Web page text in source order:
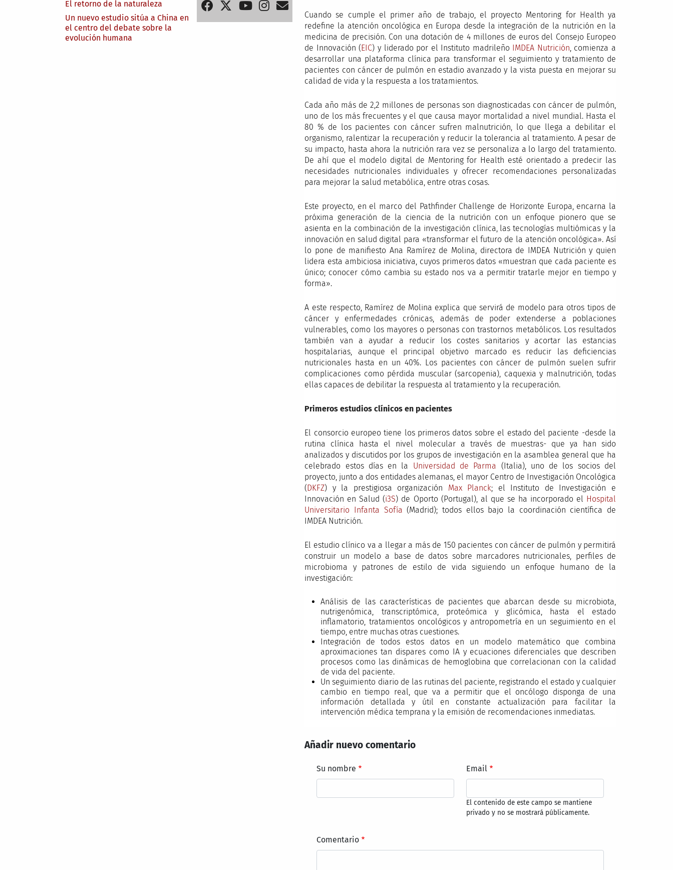
El retorno de la naturaleza
Un nuevo estudio sitúa a China en
el centro del debate sobre la
evolución humana
Cuando se cumple el primer año de trabajo, el proyecto Mentoring for Health ya
redefine la atención oncológica en Europa desde la integración de la nutrición en la
medicina de precisión. Con una dotación de 4 millones de euros del Consejo Europeo
de Innovación (EIC) y liderado por el Instituto madrileño IMDEA Nutrición, comienza a
desarrollar una plataforma clínica para transformar el seguimiento y tratamiento de
pacientes con cáncer de pulmón en estadio avanzado y la vista puesta en mejorar su
calidad de vida y la respuesta a los tratamientos.
Cada año más de 2,2 millones de personas son diagnosticadas con cáncer de pulmón,
uno de los más frecuentes y el que causa mayor mortalidad a nivel mundial. Hasta el
80 % de los pacientes con cáncer sufren malnutrición, lo que llega a debilitar el
organismo, ralentizar la recuperación y reducir la tolerancia al tratamiento. A pesar de
su impacto, hasta ahora la nutrición rara vez se personaliza a lo largo del tratamiento.
De ahí que el modelo digital de Mentoring for Health esté orientado a predecir las
necesidades nutricionales individuales y ofrecer recomendaciones personalizadas
para mejorar la salud metabólica, entre otras cosas.
Este proyecto, en el marco del Pathfinder Challenge de Horizonte Europa, encarna la
próxima generación de la ciencia de la nutrición con un enfoque pionero que se
asienta en la combinación de la investigación clínica, las tecnologías multiómicas y la
innovación en salud digital para «transformar el futuro de la atención oncológica». Así
lo pone de manifiesto Ana Ramírez de Molina, directora de IMDEA Nutrición y quien
lidera esta ambiciosa iniciativa, cuyos primeros datos «muestran que cada paciente es
único; conocer cómo cambia su estado nos va a permitir tratarle mejor en tiempo y
forma».
A este respecto, Ramírez de Molina explica que servirá de modelo para otros tipos de
cáncer y enfermedades crónicas, además de poder extenderse a poblaciones
vulnerables, como los mayores o personas con trastornos metabólicos. Los resultados
también van a ayudar a reducir los costes sanitarios y acortar las estancias
hospitalarias, aunque el principal objetivo marcado es reducir las deficiencias
nutricionales hasta en un 40%. Los pacientes con cáncer de pulmón suelen sufrir
complicaciones como pérdida muscular (sarcopenia), caquexia y malnutrición, todas
ellas capaces de debilitar la respuesta al tratamiento y la recuperación.
Primeros estudios clínicos en pacientes
El consorcio europeo tiene los primeros datos sobre el estado del paciente -desde la
rutina clínica hasta el nivel molecular a través de muestras- que ya han sido
analizados y discutidos por los grupos de investigación en la asamblea general que ha
celebrado estos días en la Universidad de Parma (Italia), uno de los socios del
proyecto, junto a dos entidades alemanas, el mayor Centro de Investigación Oncológica
(DKFZ) y la prestigiosa organización Max Planck; el Instituto de Investigación e
Innovación en Salud (i3S) de Oporto (Portugal), al que se ha incorporado el Hospital
Universitario Infanta Sofía (Madrid); todos ellos bajo la coordinación científica de
IMDEA Nutrición.
El estudio clínico va a llegar a más de 150 pacientes con cáncer de pulmón y permitirá
construir un modelo a base de datos sobre marcadores nutricionales, perfiles de
microbioma y patrones de estilo de vida siguiendo un enfoque humano de la
investigación:
Análisis de las características de pacientes que abarcan desde su microbiota,
nutrigenómica, transcriptómica, proteómica y glicómica, hasta el estado
inflamatorio, tratamientos oncológicos y antropometría en un seguimiento en el
tiempo, entre muchas otras cuestiones.
Integración de todos estos datos en un modelo matemático que combina
aproximaciones tan dispares como IA y ecuaciones diferenciales que describen
procesos como las dinámicas de hemoglobina que correlacionan con la calidad
de vida del paciente.
Un seguimiento diario de las rutinas del paciente, registrando el estado y cualquier
cambio en tiempo real, que va a permitir que el oncólogo disponga de una
información detallada y útil en constante actualización para facilitar la
intervención médica temprana y la emisión de recomendaciones inmediatas.
Añadir nuevo comentario
Su nombre Email
El contenido de este campo se mantiene
privado y no se mostrará públicamente.
Comentario